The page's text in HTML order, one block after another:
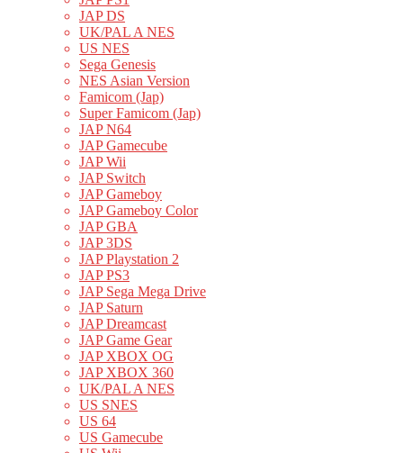
JAP DS
UK/PAL A NES
US NES
Sega Genesis
NES Asian Version
Famicom (Jap)
Super Famicom (Jap)
JAP N64
JAP Gamecube
JAP Wii
JAP Switch
JAP Gameboy
JAP Gameboy Color
JAP GBA
JAP 3DS
JAP Playstation 2
JAP PS3
JAP Sega Mega Drive
JAP Saturn
JAP Dreamcast
JAP Game Gear
JAP XBOX OG
JAP XBOX 360
UK/PAL A NES
US SNES
US 64
US Gamecube